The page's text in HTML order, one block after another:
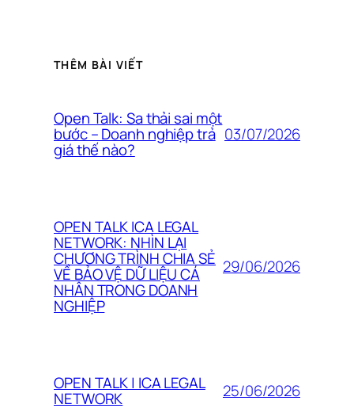
THÊM BÀI VIẾT
Open Talk: Sa thải sai một
bước – Doanh nghiệp trả
giá thế nào?
03/07/2026
OPEN TALK ICA LEGAL
NETWORK: NHÌN LẠI
CHƯƠNG TRÌNH CHIA SẺ
VỀ BẢO VỆ DỮ LIỆU CÁ
NHÂN TRONG DOANH
NGHIỆP
29/06/2026
OPEN TALK | ICA LEGAL
NETWORK 25/06/2026